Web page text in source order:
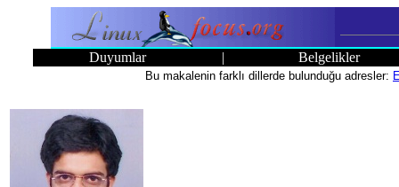
Duyumlar | Belgelikler
Bu makalenin farklı dillerde bulunduğu adresler: